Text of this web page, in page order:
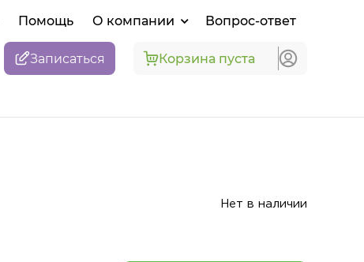
Помощь О компании Вопрос-ответ
Записаться Корзина пуста
Нет в наличии